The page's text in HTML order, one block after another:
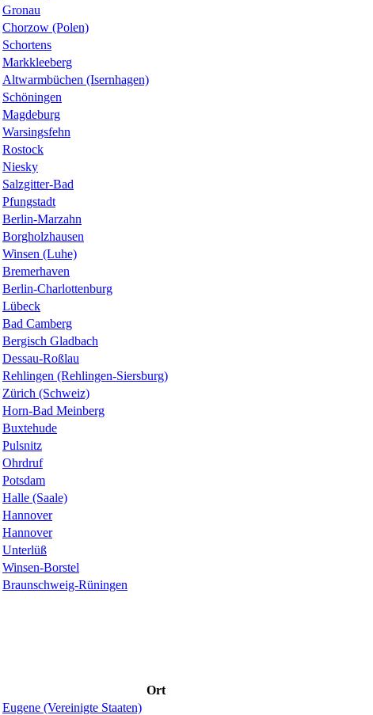
Gronau
Chorzow (Polen)
Schortens
Markkleeberg
Altwarmbüchen (Isernhagen)
Schöningen
Magdeburg
Warsingsfehn
Rostock
Niesky
Salzgitter-Bad
Pfungstadt
Berlin-Marzahn
Borgholzhausen
Winsen (Luhe)
Bremerhaven
Berlin-Charlottenburg
Lübeck
Bad Camberg
Bergisch Gladbach
Dessau-Roßlau
Rehlingen (Rehlingen-Siersburg)
Zürich (Schweiz)
Horn-Bad Meinberg
Buxtehude
Pulsnitz
Ohrdruf
Potsdam
Halle (Saale)
Hannover
Hannover
Unterlüß
Winsen-Borstel
Braunschweig-Rüningen
Ort
Eugene (Vereinigte Staaten)